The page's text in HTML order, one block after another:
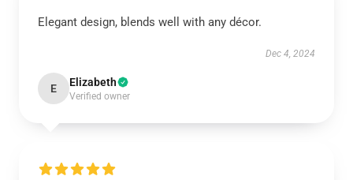
Elegant design, blends well with any décor.
Dec 4, 2024
E Elizabeth
Verified owner